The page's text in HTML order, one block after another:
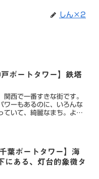
しん×2
戸ポートタワー】鉄塔
関西で一番すきな街です。
ワーもあるのに、いろんな
ていて、綺麗なまち。よく
葉ポートタワー】海
にある、灯台的象徴タ